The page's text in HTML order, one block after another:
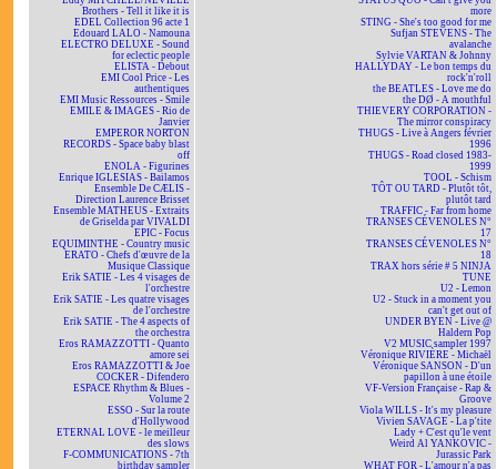
Brothers - Tell it like it is
EDEL Collection 96 acte 1
Edouard LALO - Namouna
ELECTRO DELUXE - Sound
for eclectic people
ELISTA - Debout
EMI Cool Price - Les
authentiques
EMI Music Ressources - Smile
EMILE & IMAGES - Rio de
Janvier
EMPEROR NORTON
RECORDS - Space baby blast
off
ENOLA - Figurines
Enrique IGLESIAS - Bailamos
Ensemble De CÆLIS -
Direction Laurence Brisset
Ensemble MATHEUS - Extraits
de Griselda par VIVALDI
EPIC - Focus
EQUIMINTHE - Country music
ERATO - Chefs d'œuvre de la
Musique Classique
Erik SATIE - Les 4 visages de
l'orchestre
Erik SATIE - Les quatre visages
de l'orchestre
Erik SATIE - The 4 aspects of
the orchestra
Eros RAMAZZOTTI - Quanto
amore sei
Eros RAMAZZOTTI & Joe
COCKER - Difendero
ESPACE Rhythm & Blues -
Volume 2
ESSO - Sur la route
d'Hollywood
ETERNAL LOVE - le meilleur
des slows
F-COMMUNICATIONS - 7th
birthday sampler
more
STING - She's too good for me
Sufjan STEVENS - The
avalanche
Sylvie VARTAN & Johnny
HALLYDAY - Le bon temps du
rock'n'roll
the BEATLES - Love me do
the DØ - A mouthful
THIEVERY CORPORATION -
The mirror conspiracy
THUGS - Live à Angers février
1996
THUGS - Road closed 1983-
1999
TOOL - Schism
TÔT OU TARD - Plutôt tôt,
plutôt tard
TRAFFIC - Far from home
TRANSES CÉVENOLES N°
17
TRANSES CÉVENOLES N°
18
TRAX hors série # 5 NINJA
TUNE
U2 - Lemon
U2 - Stuck in a moment you
can't get out of
UNDER BYEN - Live @
Haldern Pop
V2 MUSIC sampler 1997
Véronique RIVIÈRE - Michaël
Véronique SANSON - D'un
papillon à une étoile
VF-Version Française - Rap &
Groove
Viola WILLS - It's my pleasure
Vivien SAVAGE - La p'tite
Lady + C'est qu'le vent
Weird Al YANKOVIC -
Jurassic Park
WHAT FOR - L'amour n'a pas